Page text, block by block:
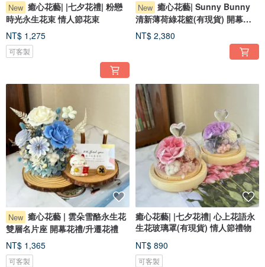
New 癒心花藝| |七夕花禮| 粉戀
時光永生花束 情人節花束
NT$ 1,275
可客製
New 癒心花藝| Sunny Bunny
清新薄荷綠花籃(有現貨) 開幕花
禮
NT$ 2,380
New 癒心花藝 | 雲朵雪酪永生花
雙層名片座 開幕花禮/升遷花禮
NT$ 1,365
可客製
癒心花藝| |七夕花禮| 心上花語永
生花玻璃罩(有現貨) 情人節禮物
NT$ 890
可客製